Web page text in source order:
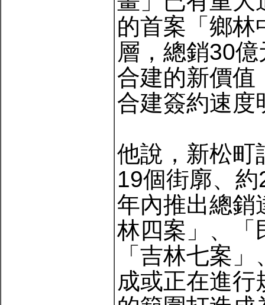
的首案「鄉林
層，總銷30
合建的新價值
合建簽約速度
他說，新松町
19個街廓、
年內推出總銷
林四案」、「
「吉林七案
成或正在進行